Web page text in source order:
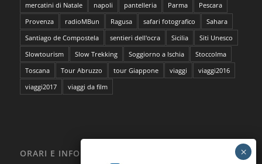
mercatini di Natale
napoli pantelleria Parma
Pescara
Provenza
radioMBun Ragusa safari fotografico
Sahara
Santiago de Compostela
sentieri dell'ocra Sicilia
Siti Unesco
Slowtourism
Slow Trekking Soggiorno a Ischia
Stoccolma
Toscana
Tour Abruzzo tour Giappone viaggi
viaggi2016
viaggi2017
viaggi da film
ORARI E INFORMAZIONI